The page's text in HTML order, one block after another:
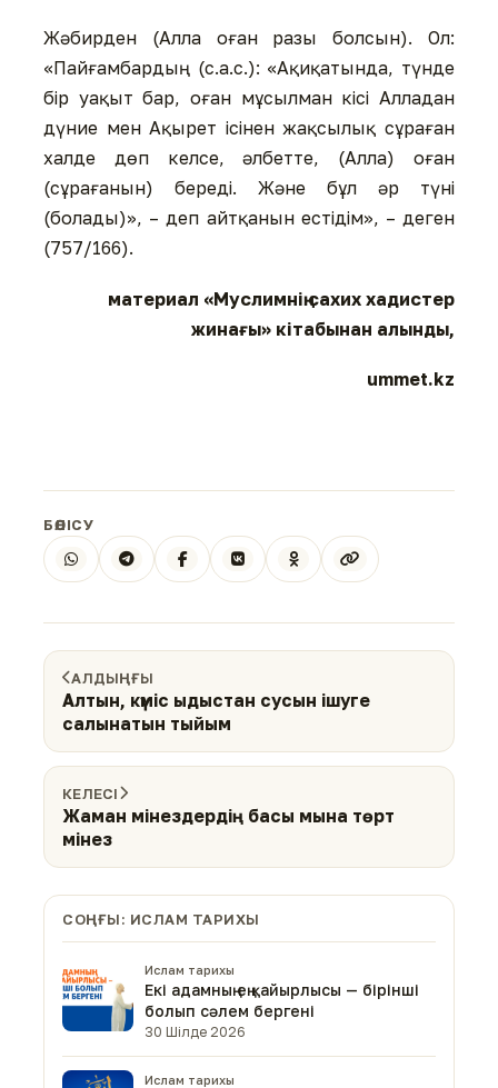
Жәбирден (Алла оған разы болсын). Ол:
«Пайғамбардың (с.а.с.): «Ақиқатында, түнде
бір уақыт бар, оған мұсылман кісі Алладан
дүние мен Ақырет ісінен жақсылық сұраған
халде дөп келсе, әлбетте, (Алла) оған
(сұрағанын) береді. Және бұл әр түні
(болады)», – деп айтқанын естідім», – деген
(757/166).
материал «Муслимнің сахих хадистер
жинағы» кітабынан алынды,
ummet.kz
БӨЛІСУ
АЛДЫҢҒЫ
Алтын, күміс ыдыстан сусын ішуге
салынатын тыйым
КЕЛЕСІ
Жаман мінездердің басы мына төрт
мінез
СОҢҒЫ: ИСЛАМ ТАРИХЫ
Ислам тарихы
Екі адамның ең қайырлысы — бірінші
болып сәлем бергені
30 Шілде 2026
Ислам тарихы